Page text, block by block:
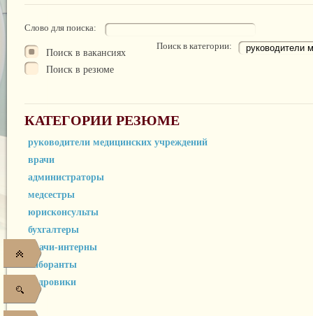
Слово для поиска:
Поиск в вакансиях
Поиск в резюме
Поиск в категории:
КАТЕГОРИИ РЕЗЮМЕ
руководители медицинских учреждений
врачи
администраторы
медсестры
юрисконсульты
бухгалтеры
врачи-интерны
лаборанты
кадровики